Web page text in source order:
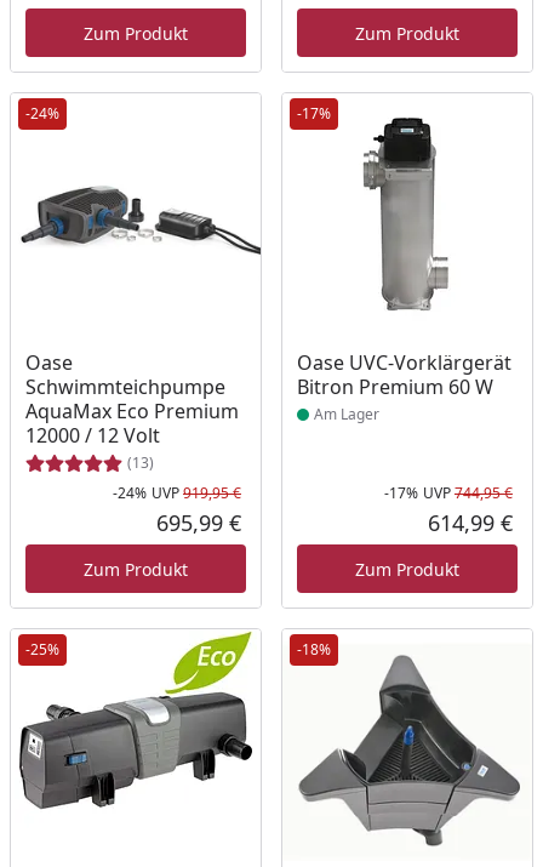
Zum Produkt Zum Produkt
-24%
Oase
Schwimmteichpumpe
AquaMax Eco Premium
12000 / 12 Volt
(13)
Rabatt in Prozent
-24%
Ursprünglicher Preis
UVP919,95 €
Aktueller Preis
695,99 €
Zum Produkt
-17%
Oase UVC-Vorklärgerät
Bitron Premium 60 W
Produkt am Lager
Am Lager
-17% UVP744,95 €
614,99 €
Zum Produkt
-25% -18%